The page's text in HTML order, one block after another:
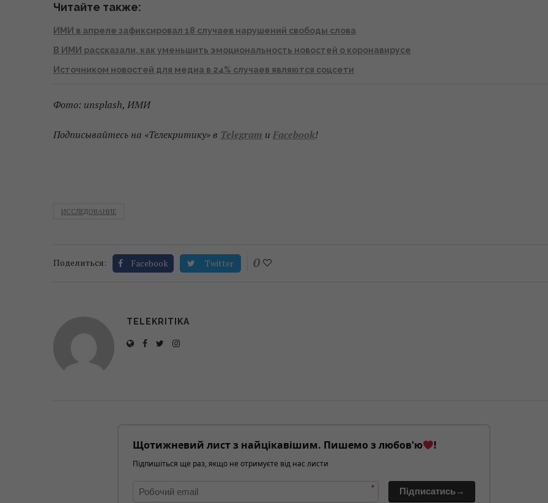
Читайте также:
ИМИ в апреле зафиксировал 18 случаев нарушений свободы слова
В ИМИ рассказали, как уменьшить эмоциональность новостей о коронавирусе
Источником новостей для медиа в 24% случаев являются соцсети
Фото: unsplash, ИМИ
Подписывайтесь на «Телекритику» в Telegram и Facebook!
ИССЛЕДОВАНИЕ
Поделиться: Facebook Twitter 0
TELEKRITIKA
Щотижневий лист з найцікавішим. Пишемо з любов'ю !
Підпишіться ще раз, якщо не отримуєте від нас листи
* Підписатись→